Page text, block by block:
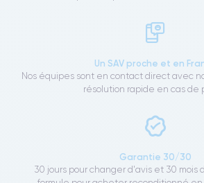
Un SAV proche et en
Nos équipes sont en contact direct avec
résolution rapide en cas de
Garantie 30/30
30 jours pour changer d'avis et 30 mois